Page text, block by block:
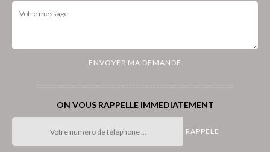
ON VOUS RAPPELLE IMMEDIATEMENT